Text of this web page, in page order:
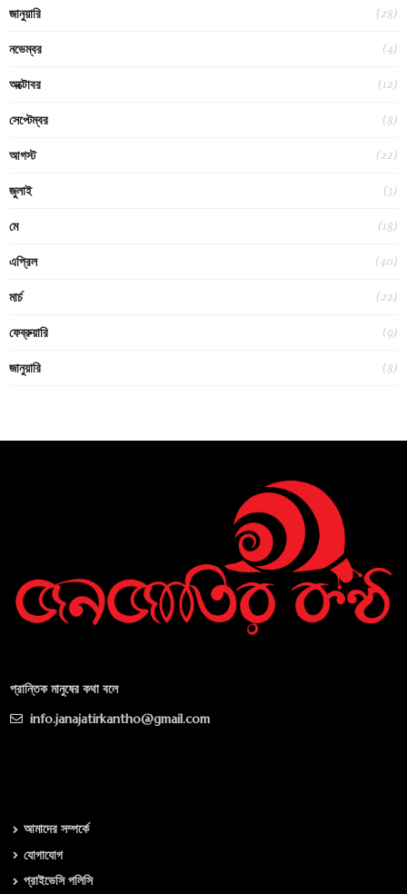
জানুয়ারি (28)
নভেম্বর (4)
অক্টোবর (12)
সেপ্টেম্বর (8)
আগস্ট (22)
জুলাই (3)
মে (18)
এপ্রিল (40)
মার্চ (22)
ফেব্রুয়ারি (9)
জানুয়ারি (8)
প্রান্তিক মানুষের কথা বলে
info.janajatirkantho@gmail.com
আমাদের সম্পর্কে
যোগাযোগ
প্রাইভেসি পলিসি